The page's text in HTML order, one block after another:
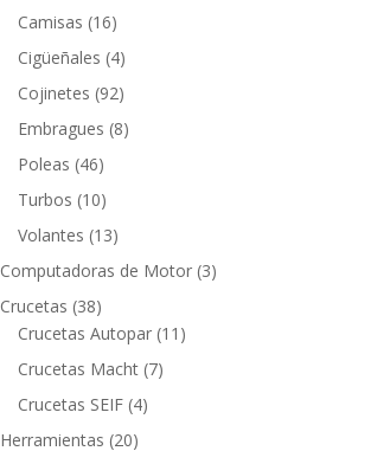
productos
Camisas 1616
productos
Cigüeñales 44
productos
Cojinetes 9292
productos
Embragues 88
Poleas 4646
productos
Turbos 1010
productos
Volantes 1313
productos
Computadoras de Motor 33
Crucetas 3838
productos
Crucetas Autopar 11 11
Crucetas Macht 77
Crucetas SEIF 44
Herramientas 2020